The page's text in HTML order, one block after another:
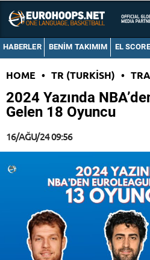
HABERLER BENIM TAKIMIM EL
HOME • TR (TURKISH) •
2024 Yazında
Gelen 18 Oyuncu
16/AĞU/24 09:56